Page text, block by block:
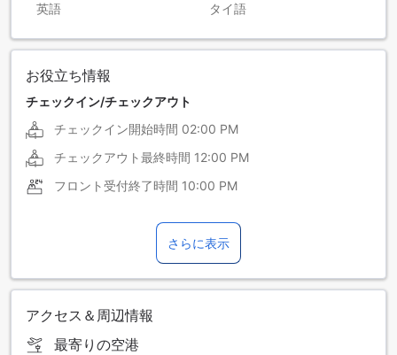
英語 タイ語
お役立ち情報
チェックイン/チェックアウト
チェックイン開始時間 02:00 PM
チェックアウト最終時間 12:00 PM
フロント受付終了時間 10:00 PM
さらに表示
アクセス＆周辺情報
最寄りの空港